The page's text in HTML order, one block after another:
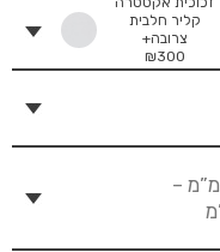
קליר חלבית
צרובה+
₪300
משטח עליון זכוכית מחוסמת בעובי 10 מ”מ –